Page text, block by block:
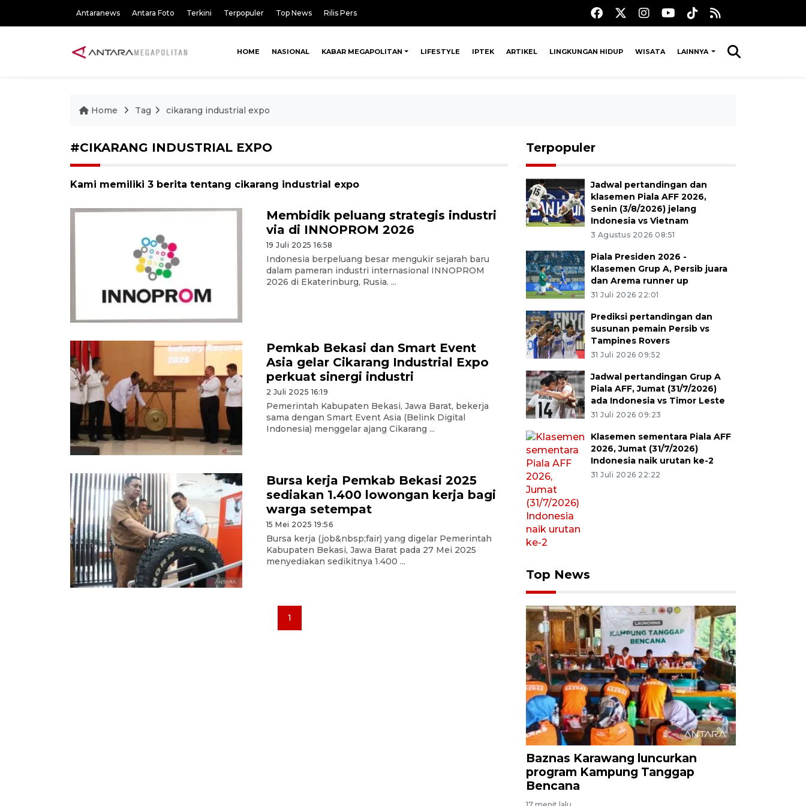
Antaranews Antara Foto Terkini Terpopuler Top News Rilis Pers
HOME NASIONAL KABAR MEGAPOLITAN LIFESTYLE IPTEK ARTIKEL LINGKUNGAN HIDUP WISATA LAINNYA
Home Tag cikarang industrial expo
#CIKARANG INDUSTRIAL EXPO
Kami memiliki 3 berita tentang cikarang industrial expo
Membidik peluang strategis industri
via di INNOPROM 2026
19 Juli 2025 16:58
Indonesia berpeluang besar mengukir sejarah baru
dalam pameran industri internasional INNOPROM
2026 di Ekaterinburg, Rusia. ...
Pemkab Bekasi dan Smart Event
Asia gelar Cikarang Industrial Expo
perkuat sinergi industri
2 Juli 2025 16:19
Pemerintah Kabupaten Bekasi, Jawa Barat, bekerja
sama dengan Smart Event Asia (Belink Digital
Indonesia) menggelar ajang Cikarang ...
Bursa kerja Pemkab Bekasi 2025
sediakan 1.400 lowongan kerja bagi
warga setempat
15 Mei 2025 19:56
Bursa kerja (job&nbsp;fair) yang digelar Pemerintah
Kabupaten Bekasi, Jawa Barat pada 27 Mei 2025
menyediakan sedikitnya 1.400 ...
1
Terpopuler
Jadwal pertandingan dan
klasemen Piala AFF 2026,
Senin (3/8/2026) jelang
Indonesia vs Vietnam
3 Agustus 2026 08:51
Piala Presiden 2026 -
Klasemen Grup A, Persib juara
dan Arema runner up
31 Juli 2026 22:01
Prediksi pertandingan dan
susunan pemain Persib vs
Tampines Rovers
31 Juli 2026 09:52
Jadwal pertandingan Grup A
Piala AFF, Jumat (31/7/2026)
ada Indonesia vs Timor Leste
31 Juli 2026 09:23
Klasemen sementara Piala AFF
2026, Jumat (31/7/2026)
Indonesia naik urutan ke-2
31 Juli 2026 22:22
Top News
Baznas Karawang luncurkan
program Kampung Tanggap
Bencana